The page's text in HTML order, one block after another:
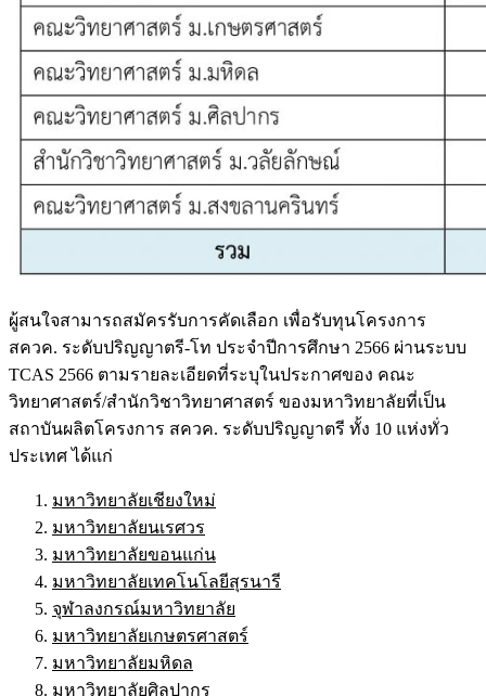
ผู้สนใจสามารถสมัครรับการคัดเลือก เพื่อรับทุนโครงการ
สควค. ระดับปริญญาตรี-โท ประจำปีการศึกษา 2566 ผ่านระบบ
TCAS 2566 ตามรายละเอียดที่ระบุในประกาศของ คณะ
วิทยาศาสตร์/สำนักวิชาวิทยาศาสตร์ ของมหาวิทยาลัยที่เป็น
สถาบันผลิตโครงการ สควค. ระดับปริญญาตรี ทั้ง 10 แห่งทั่ว
ประเทศ ได้แก่
มหาวิทยาลัยเชียงใหม่
มหาวิทยาลัยนเรศวร
มหาวิทยาลัยขอนแก่น
มหาวิทยาลัยเทคโนโลยีสุรนารี
จุฬาลงกรณ์มหาวิทยาลัย
มหาวิทยาลัยเกษตรศาสตร์
มหาวิทยาลัยมหิดล
มหาวิทยาลัยศิลปากร